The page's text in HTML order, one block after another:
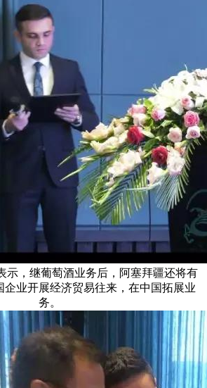
示，继葡萄酒业务后，阿塞拜疆还将有
企业开展经济贸易往来，在中国拓展业
务。